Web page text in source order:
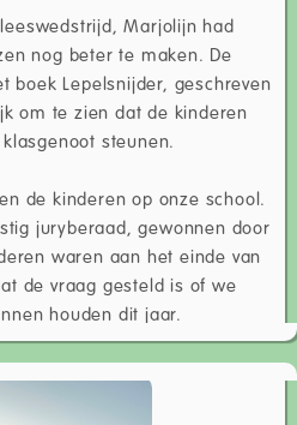
Marjolijn had
nog beter te maken. De
boek Lepelsnijder, geschreven
om te zien dat de kinderen
steunen.
de kinderen op onze school.
juryberaad, gewonnen door
waren aan het einde van
de vraag gesteld is of we
houden dit jaar.